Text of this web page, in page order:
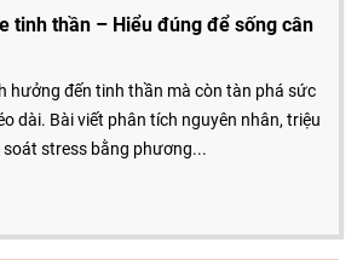
tinh thần – Hiểu đúng để sống cân
hưởng đến tinh thần mà còn tàn phá sức
dài. Bài viết phân tích nguyên nhân, triệu
stress bằng phương...